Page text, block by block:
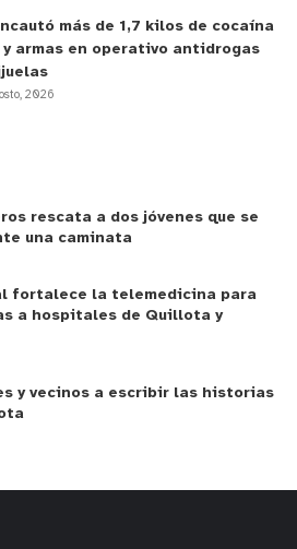
por ejemplo, a quienes se
“cargas familiares”.
del Subsidio Familiar (SUF).
de las familias que
de “Seguridades y
Solidario”.
sola vez, se pagará lo
al mes de mayo a los
beneficiarias titulares (no
caso) de la Asignación
Subsidio Familiar (SUF), con
“madres SUF”, quienes
más de 1,7 kilos de cocaína
y armas en operativo antidrogas
2026
rescata a dos jóvenes que se
una caminata
fortalece la telemedicina para
a hospitales de Quillota y
y vecinos a escribir las historias